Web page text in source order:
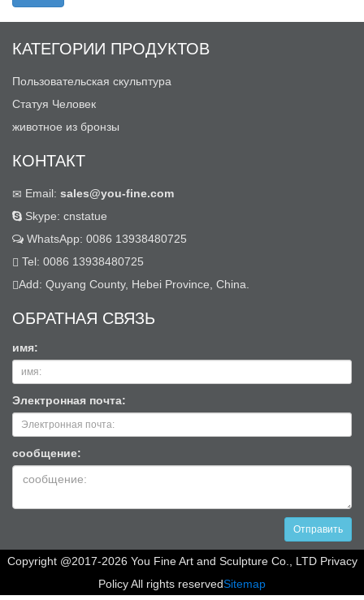
КАТЕГОРИИ ПРОДУКТОВ
Пользовательская скульптура
Статуя Человек
животное из бронзы
КОНТАКТ
Email: sales@you-fine.com
Skype: cnstatue
WhatsApp: 0086 13938480725
Tel: 0086 13938480725
Add: Quyang County, Hebei Province, China.
ОБРАТНАЯ СВЯЗЬ
имя:
Электронная почта:
сообщение:
Отправить
Copyright @2017-2026 You Fine Art and Sculpture Co., LTD Privacy
Policy All rights reservedSitemap